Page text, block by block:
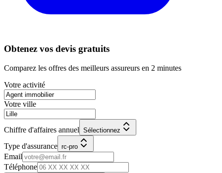
Obtenez vos devis gratuits
Comparez les offres des meilleurs assureurs en 2 minutes
Votre activité
Votre ville
Chiffre d'affaires annuel Sélectionnez
Type d'assurance rc-pro
Email
Téléphone